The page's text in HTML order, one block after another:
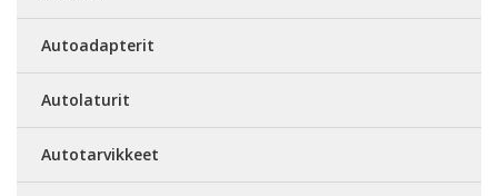
Autoadapterit
Autolaturit
Autotarvikkeet